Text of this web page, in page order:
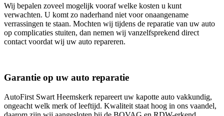
Wij bepalen zoveel mogelijk vooraf welke kosten u kunt
verwachten. U komt zo naderhand niet voor onaangename
verrassingen te staan. Mochten wij tijdens de reparatie van uw auto
op complicaties stuiten, dan nemen wij vanzelfsprekend direct
contact voordat wij uw auto repareren.
Garantie op uw auto reparatie
AutoFirst Swart Heemskerk repareert uw kapotte auto vakkundig,
ongeacht welk merk of leeftijd. Kwaliteit staat hoog in ons vaandel,